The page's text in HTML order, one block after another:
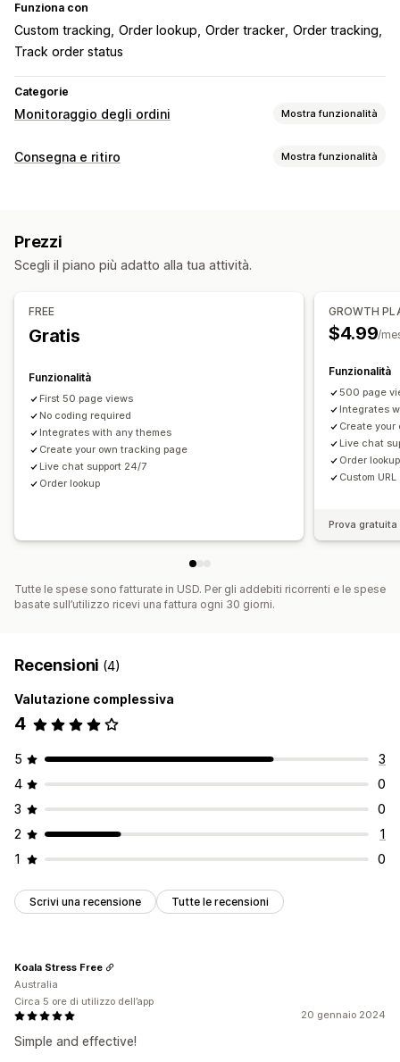
Funziona con
Custom tracking Order lookup Order tracker Order tracking
Track order status
Categorie
Monitoraggio degli ordini Mostra funzionalità
Monitoraggio
Data di consegna prevista
Notifiche in tempo reale
Consegna e ritiro Mostra funzionalità
Prezzi
Scegli il piano più adatto alla tua attività.
FREE
Gratis
Funzionalità
First 50 page views
No coding required
Integrates with any themes
Create your own tracking page
Live chat support 24/7
Order lookup
GROWTH
$4.99/
Funzionalità
500 page
Integrates
Create your
Live chat
Order lookup
Custom URL
Prova
Tutte le spese sono fatturate in USD. Per gli addebiti ricorrenti e le spese
basate sull’utilizzo ricevi una fattura ogni 30 giorni.
Recensioni (4)
Valutazione complessiva
4
5
3
4
0
3
0
2
1
1
0
Scrivi una recensione Tutte le recensioni
20 gennaio 2024
Simple and effective!
Koala Stress Free
Australia
Circa 5 ore di utilizzo dell’app